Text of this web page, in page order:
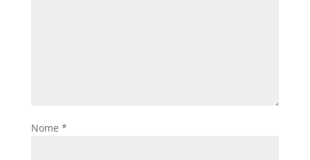
Nome *